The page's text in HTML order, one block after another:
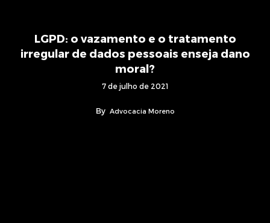
LGPD: o vazamento e o tratamento
irregular de dados pessoais enseja dano
moral?
7 de julho de 2021
By Advocacia Moreno